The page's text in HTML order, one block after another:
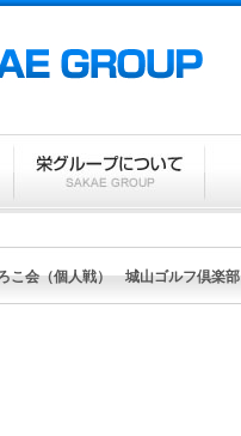
こ会（個人戦） 城山ゴルフ倶楽部